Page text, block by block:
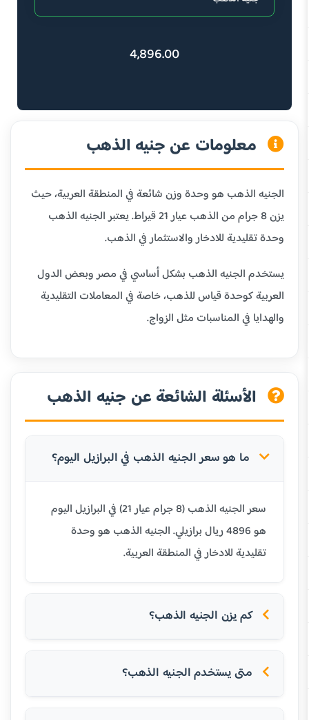
4,896.00
معلومات عن جنيه الذهب
الجنيه الذهب هو وحدة وزن شائعة في المنطقة العربية، حيث
يزن 8 جرام من الذهب عيار 21 قيراط. يعتبر الجنيه الذهب
وحدة تقليدية للادخار والاستثمار في الذهب.
يستخدم الجنيه الذهب بشكل أساسي في مصر وبعض الدول
العربية كوحدة قياس للذهب، خاصة في المعاملات التقليدية
والهدايا في المناسبات مثل الزواج.
الأسئلة الشائعة عن جنيه الذهب
ما هو سعر الجنيه الذهب في البرازيل اليوم؟
سعر الجنيه الذهب (8 جرام عيار 21) في البرازيل اليوم
هو 4896 ريال برازيلي. الجنيه الذهب هو وحدة
تقليدية للادخار في المنطقة العربية.
كم يزن الجنيه الذهب؟
متى يستخدم الجنيه الذهب؟